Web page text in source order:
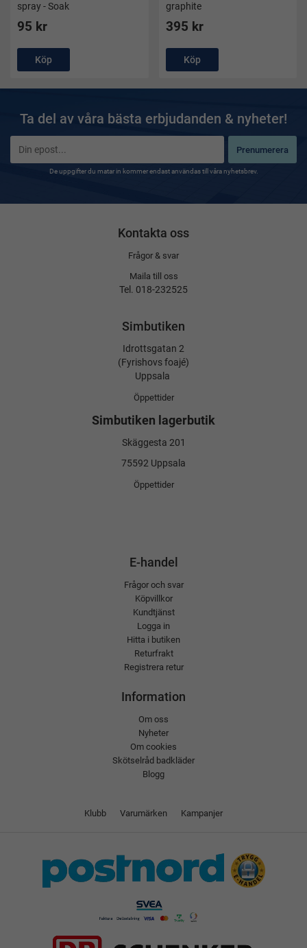
spray - Soak
95 kr
Köp
graphite
395 kr
Köp
Ta del av våra bästa erbjudanden & nyheter!
Prenumerera
De uppgifter du matar in kommer endast användas till våra nyhetsbrev.
Kontakta oss
Frågor & svar
Maila till oss
Tel. 018-232525
Simbutiken
Idrottsgatan 2
(Fyrishovs foajé)
Uppsala
Öppettider
Simbutiken lagerbutik
Skäggesta 201
75592 Uppsala
Öppettider
E-handel
Frågor och svar
Köpvillkor
Kundtjänst
Logga in
Hitta i butiken
Returfrakt
Registrera retur
Information
Om oss
Nyheter
Om cookies
Skötselråd badkläder
Blogg
Klubb Varumärken Kampanjer